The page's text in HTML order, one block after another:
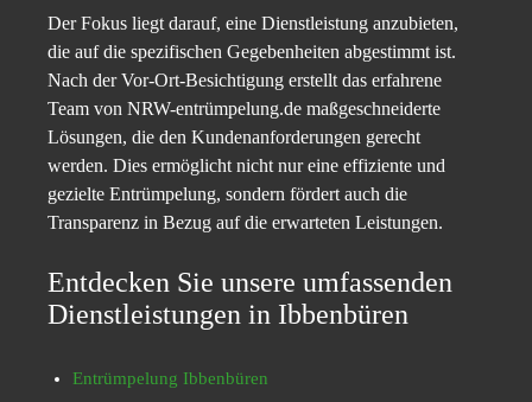
Der Fokus liegt darauf, eine Dienstleistung anzubieten,
die auf die spezifischen Gegebenheiten abgestimmt ist.
Nach der Vor-Ort-Besichtigung erstellt das erfahrene
Team von NRW-entrümpelung.de maßgeschneiderte
Lösungen, die den Kundenanforderungen gerecht
werden. Dies ermöglicht nicht nur eine effiziente und
gezielte Entrümpelung, sondern fördert auch die
Transparenz in Bezug auf die erwarteten Leistungen.
Entdecken Sie unsere umfassenden
Dienstleistungen in Ibbenbüren
Entrümpelung Ibbenbüren